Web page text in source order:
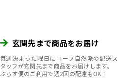
玄関先まで商品をお届け
毎週決まった曜日にコープ自然派の配送ス
タッフが玄関先まで商品をお届けします。
ぷらす便のご利用で週2回の配達もOK！